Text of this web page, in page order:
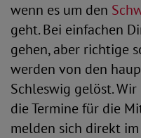
wenn es um den
geht. Bei einfachen
gehen, aber richtige
werden von den
Schleswig gelöst.
die Termine für die
melden sich direkt im